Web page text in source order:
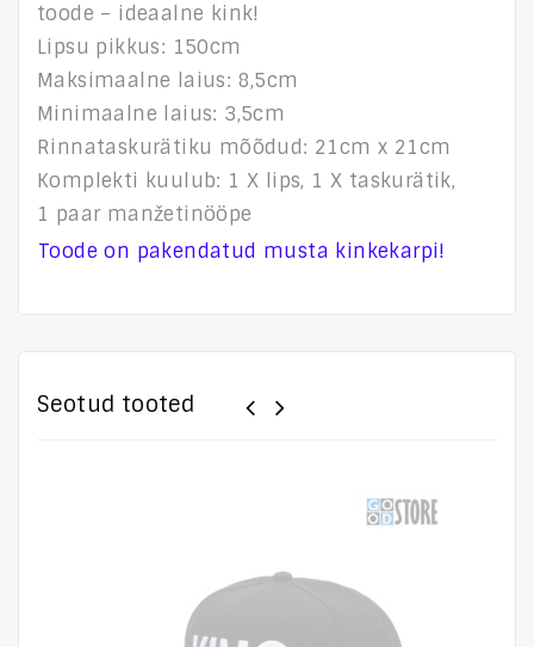
toode – ideaalne kink!
Lipsu pikkus: 150cm
Maksimaalne laius: 8,5cm
Minimaalne laius: 3,5cm
Rinnataskurätiku mõõdud: 21cm x 21cm
Komplekti kuulub: 1 X lips, 1 X taskurätik,
1 paar manžetinööpe
Toode on pakendatud musta kinkekarpi!
Seotud tooted